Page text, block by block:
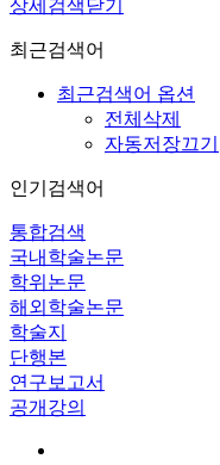
상세검색닫기
최근검색어
최근검색어 옵션
전체삭제
자동저장끄기
인기검색어
통합검색
국내학술논문
학위논문
해외학술논문
학술지
단행본
연구보고서
공개강의